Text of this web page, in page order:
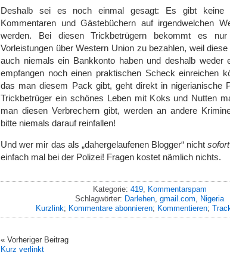
Deshalb sei es noch einmal gesagt: Es gibt keine
Kommentaren und Gästebüchern auf irgendwelchen
werden. Bei diesen Trickbetrügern bekommt es nur
Vorleistungen über Western Union zu bezahlen, weil diese
auch niemals ein Bankkonto haben und deshalb weder
empfangen noch einen praktischen Scheck einreichen
das man diesem Pack gibt, geht direkt in nigerianische
Trickbetrüger ein schönes Leben mit Koks und Nutten
man diesen Verbrechern gibt, werden an andere
bitte niemals darauf reinfallen!
Und wer mir das als „dahergelaufenen Blogger“ nichtsofort
einfach mal bei der Polizei! Fragen kostet nämlich nichts.
Kategorie: 419, Kommentarspam
Schlagwörter: Darlehen, gmail.com, Nigeria
Kurzlink; Kommentare abonnieren; Kommentieren;
« Vorheriger Beitrag
Kurz verlinkt